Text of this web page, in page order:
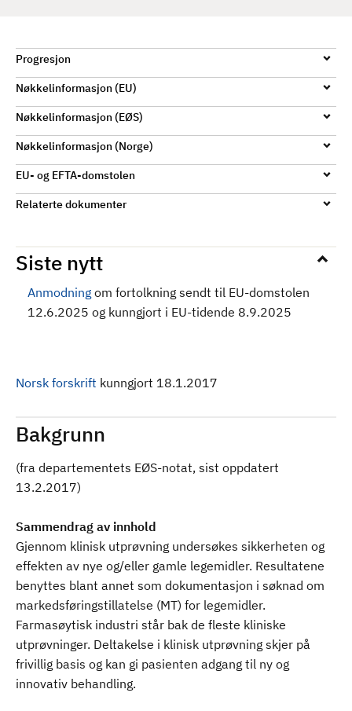
Progresjon
Nøkkelinformasjon (EU)
Nøkkelinformasjon (EØS)
Nøkkelinformasjon (Norge)
EU- og EFTA-domstolen
Relaterte dokumenter
Siste nytt
Anmodning om fortolkning sendt til EU-domstolen
12.6.2025 og kunngjort i EU-tidende 8.9.2025
Norsk forskrift kunngjort 18.1.2017
Bakgrunn
(fra departementets EØS-notat, sist oppdatert
13.2.2017)
Sammendrag av innhold
Gjennom klinisk utprøvning undersøkes sikkerheten og
effekten av nye og/eller gamle legemidler. Resultatene
benyttes blant annet som dokumentasjon i søknad om
markedsføringstillatelse (MT) for legemidler.
Farmasøytisk industri står bak de fleste kliniske
utprøvninger. Deltakelse i klinisk utprøvning skjer på
frivillig basis og kan gi pasienten adgang til ny og
innovativ behandling.